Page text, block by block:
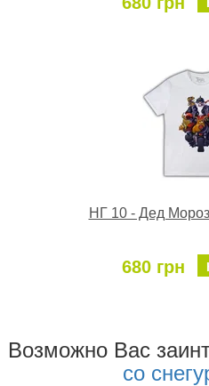
НГ 10 - Дед
680 грн
Возможно Ваc
со